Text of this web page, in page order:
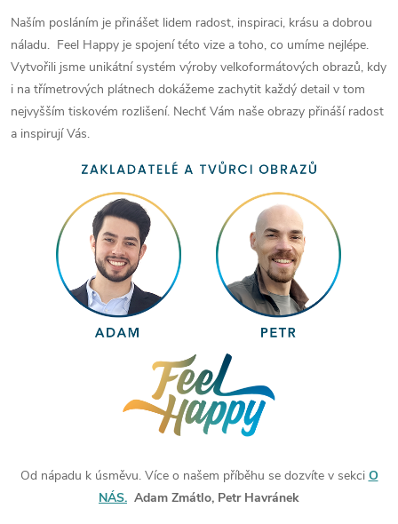
Naším posláním je přinášet lidem radost, inspiraci, krásu a dobrou
náladu. Feel Happy je spojení této vize a toho, co umíme nejlépe.
Vytvořili jsme unikátní systém výroby velkoformátových obrazů, kdy
i na třímetrových plátnech dokážeme zachytit každý detail v tom
nejvyšším tiskovém rozlišení. Nechť Vám naše obrazy přináší radost
a inspirují Vás.
Od nápadu k úsměvu. Více o našem příběhu se dozvíte v sekci O
NÁS. Adam Zmátlo, Petr Havránek